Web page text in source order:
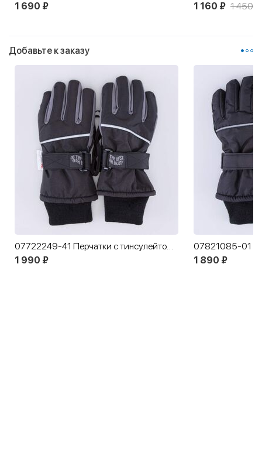
1 690 ₽
1 160 ₽ 1 450 ₽
Добавьте к заказу
07722249-41 Перчатки с тинсулейтом черно-серый
1 990 ₽
1 890 ₽